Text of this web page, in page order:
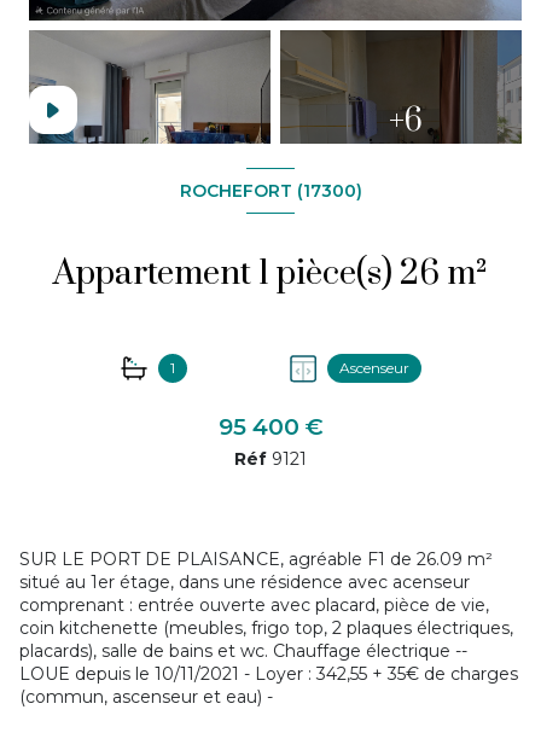
+6
ROCHEFORT (17300)
Appartement 1 pièce(s) 26 m²
1 Ascenseur
95 400 €
Réf 9121
SUR LE PORT DE PLAISANCE, agréable F1 de 26.09 m²
situé au 1er étage, dans une résidence avec acenseur
comprenant : entrée ouverte avec placard, pièce de vie,
coin kitchenette (meubles, frigo top, 2 plaques électriques,
placards), salle de bains et wc. Chauffage électrique --
LOUE depuis le 10/11/2021 - Loyer : 342,55 + 35€ de charges
(commun, ascenseur et eau) -